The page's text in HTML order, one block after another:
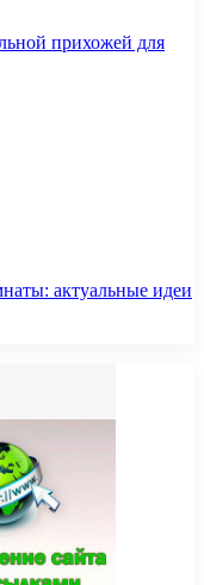
прихожей для
актуальные идеи